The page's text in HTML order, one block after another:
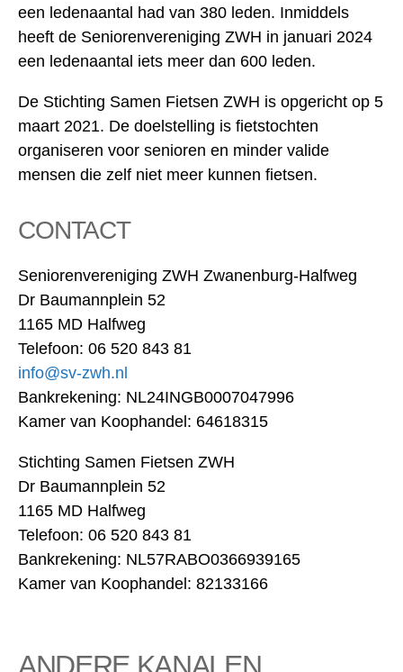
een ledenaantal had van 380 leden. Inmiddels
heeft de Seniorenvereniging ZWH in januari 2024
een ledenaantal iets meer dan 600 leden.
De Stichting Samen Fietsen ZWH is opgericht op 5
maart 2021. De doelstelling is fietstochten
organiseren voor senioren en minder valide
mensen die zelf niet meer kunnen fietsen.
CONTACT
Seniorenvereniging ZWH Zwanenburg-Halfweg
Dr Baumannplein 52
1165 MD Halfweg
Telefoon: 06 520 843 81
info@sv-zwh.nl
Bankrekening: NL24INGB0007047996
Kamer van Koophandel: 64618315
Stichting Samen Fietsen ZWH
Dr Baumannplein 52
1165 MD Halfweg
Telefoon: 06 520 843 81
Bankrekening: NL57RABO0366939165
Kamer van Koophandel: 82133166